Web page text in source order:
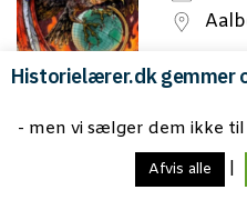
11
Historielærer.dk gemmer
- men vi sælger dem ikke
Afvis alle